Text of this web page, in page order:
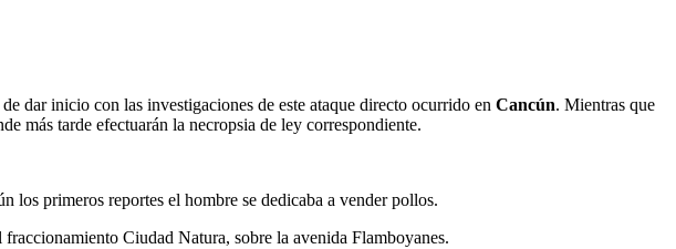
de dar inicio con las investigaciones de este ataque directo ocurrido en Cancún. Mientras que
más tarde efectuarán la necropsia de ley correspondiente.
los primeros reportes el hombre se dedicaba a vender pollos.
Ciudad Natura, sobre la avenida Flamboyanes.